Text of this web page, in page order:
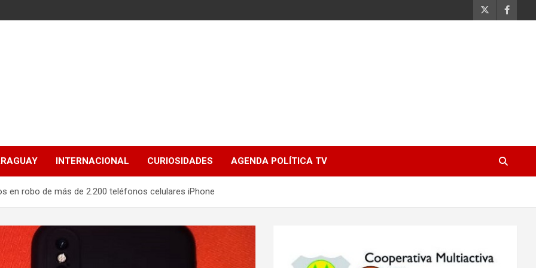
INTERNACIONAL CURIOSIDADES AGENDA POLÍTICA TV
en robo de más de 2.200 teléfonos celulares iPhone